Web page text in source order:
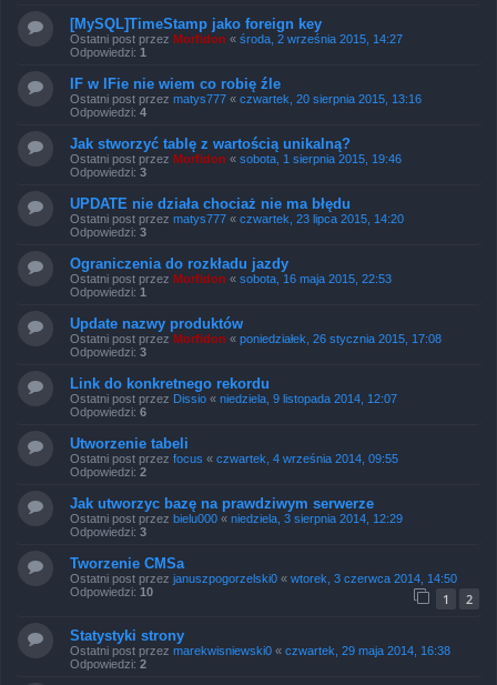
[MySQL]TimeStamp jako foreign key
Ostatni post przez Morfidon « środa, 2 września 2015, 14:27
Odpowiedzi: 1
IF w IFie nie wiem co robię źle
Ostatni post przez matys777 « czwartek, 20 sierpnia 2015, 13:16
Odpowiedzi: 4
Jak stworzyć tablę z wartością unikalną?
Ostatni post przez Morfidon « sobota, 1 sierpnia 2015, 19:46
Odpowiedzi: 3
UPDATE nie działa chociaż nie ma błędu
Ostatni post przez matys777 « czwartek, 23 lipca 2015, 14:20
Odpowiedzi: 3
Ograniczenia do rozkładu jazdy
Ostatni post przez Morfidon « sobota, 16 maja 2015, 22:53
Odpowiedzi: 1
Update nazwy produktów
Ostatni post przez Morfidon « poniedziałek, 26 stycznia 2015, 17:08
Odpowiedzi: 3
Link do konkretnego rekordu
Ostatni post przez Dissio « niedziela, 9 listopada 2014, 12:07
Odpowiedzi: 6
Utworzenie tabeli
Ostatni post przez focus « czwartek, 4 września 2014, 09:55
Odpowiedzi: 2
Jak utworzyc bazę na prawdziwym serwerze
Ostatni post przez bielu000 « niedziela, 3 sierpnia 2014, 12:29
Odpowiedzi: 3
Tworzenie CMSa
Ostatni post przez januszpogorzelski0 « wtorek, 3 czerwca 2014, 14:50
Odpowiedzi: 10 1 2
Statystyki strony
Ostatni post przez marekwisniewski0 « czwartek, 29 maja 2014, 16:38
Odpowiedzi: 2